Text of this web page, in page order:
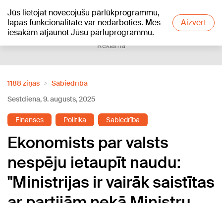
Jūs lietojat novecojušu pārlūkprogrammu,
lapas funkcionalitāte var nedarboties. Mēs
iesakām atjaunot Jūsu pārluprogrammu.
Aizvērt
+22°C
Reklāma
1188 ziņas
Sabiedrība
Sestdiena, 9. augusts, 2025
Finanses Politika Sabiedrība
Ekonomists par valsts
nespēju ietaupīt naudu:
"Ministrijas ir vairāk saistītas